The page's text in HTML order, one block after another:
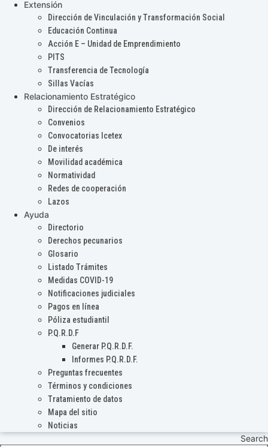
Extensión
Dirección de Vinculación y Transformación Social
Educación Continua
Acción E – Unidad de Emprendimiento
PITS
Transferencia de Tecnología
Sillas Vacías
Relacionamiento Estratégico
Dirección de Relacionamiento Estratégico
Convenios
Convocatorias Icetex
De interés
Movilidad académica
Normatividad
Redes de cooperación
Lazos
Ayuda
Directorio
Derechos pecunarios
Glosario
Listado Trámites
Medidas COVID-19
Notificaciones judiciales
Pagos en línea
Póliza estudiantil
P.Q.R.D.F
Generar P.Q.R.D.F.
Informes P.Q.R.D.F.
Preguntas frecuentes
Términos y condiciones
Tratamiento de datos
Mapa del sitio
Noticias
Search